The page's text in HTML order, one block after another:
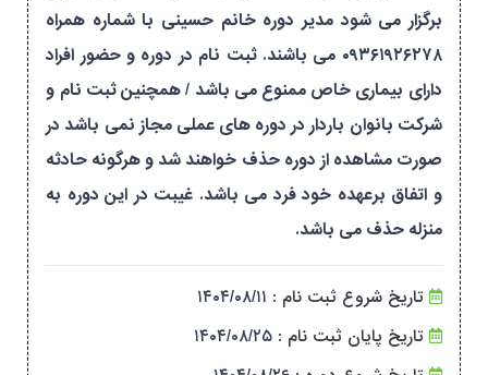
برگزار می شود مدیر دوره خانم حسینی با شماره همراه
۰۹۳۶۱۹۲۶۲۷۸ می باشند. ثبت نام در دوره و حضور افراد
دارای بیماری خاص ممنوع می باشد / همچنین ثبت نام و
شرکت بانوان باردار در دوره های عملی مجاز نمی باشد در
صورت مشاهده از دوره حذف خواهند شد و هرگونه حادثه
و اتفاق برعهده خود فرد می باشد. غیبت در این دوره به
منزله حذف می باشد.
تاریخ شروع ثبت نام : ۱۴۰۴/۰۸/۱۱
تاریخ پایان ثبت نام : ۱۴۰۴/۰۸/۲۵